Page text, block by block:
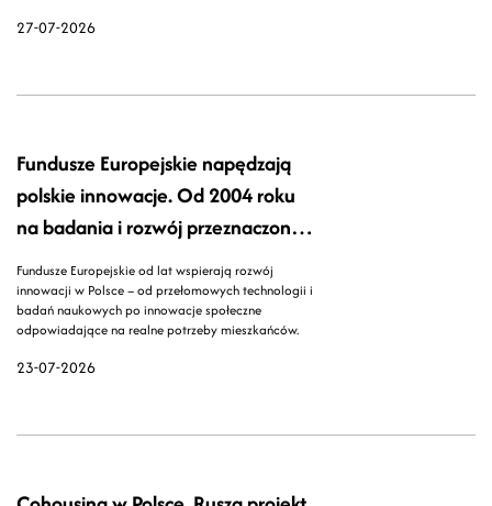
27-07-2026
23-07-2026
Fundusze Europejskie napędzają
polskie innowacje. Od 2004 roku
na badania i rozwój przeznaczono
blisko 68 mld zł
Fundusze Europejskie od lat wspierają rozwój
innowacji w Polsce – od przełomowych technologii i
badań naukowych po innowacje społeczne
odpowiadające na realne potrzeby mieszkańców.